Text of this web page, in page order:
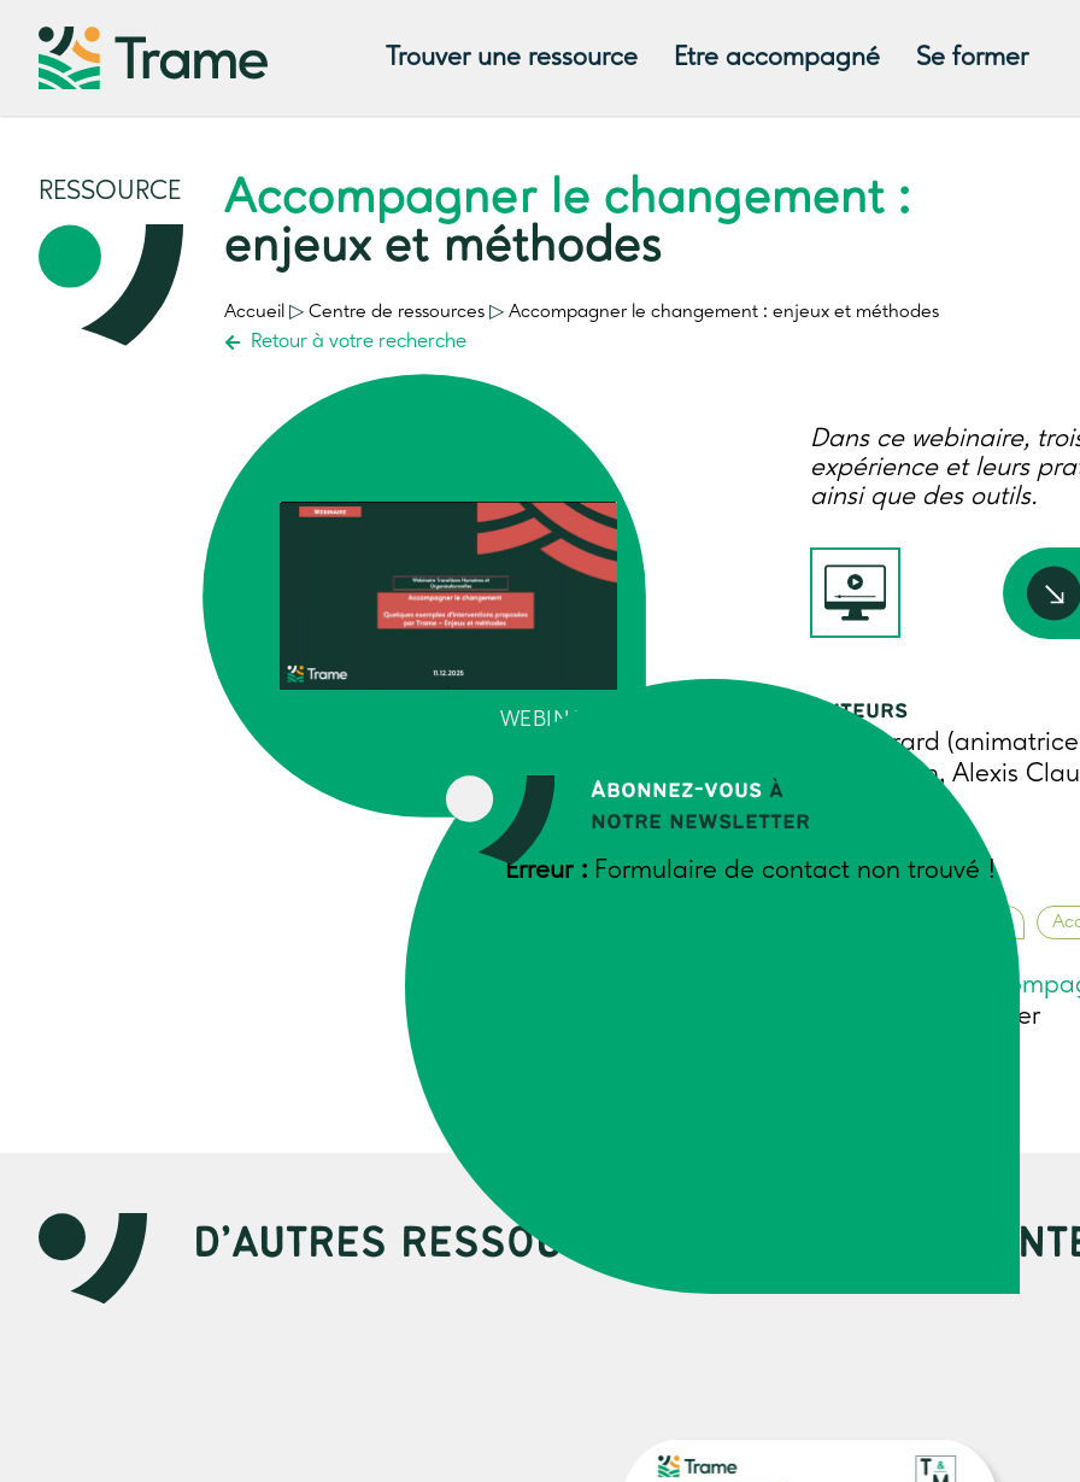
Trouver une ressource Etre accompagné Se former
Abonnez-vous à
notre newsletter
Erreur : Formulaire de contact non trouvé !
RESSOURCE
Accompagner le changement :
enjeux et méthodes
Accueil ▷ Centre de ressources ▷ Accompagner le changement : enjeux et méthodes
Retour à votre recherche
WEBINAIRE
Dans ce webinaire,
expérience et leurs
ainsi que des outils.
Auteurs
Elsa Ebrard
Cabelguen, Alexis
Décembre 2025
peut vous intéresser
D’AUTRES RESSOURCES PEUVENT VOUS